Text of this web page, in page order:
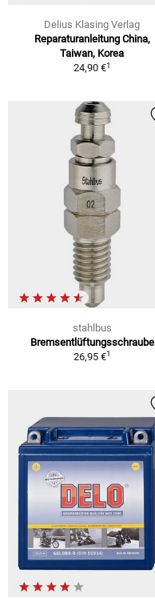
Delius Klasing Verlag
Reparaturanleitung China,
Taiwan, Korea
24,90 €1
stahlbus
Bremsentlüftungsschraube
26,95 €1